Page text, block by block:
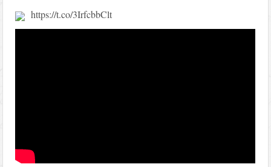
https://t.co/3IrfcbbClt